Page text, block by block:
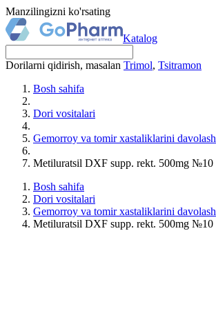
Manzilingizni ko'rsating
Katalog
Dorilarni qidirish, masalan Trimol, Tsitramon
Bosh sahifa
Dori vositalari
Gemorroy va tomir xastaliklarini davolash
Metiluratsil DXF supp. rekt. 500mg №10
Bosh sahifa
Dori vositalari
Gemorroy va tomir xastaliklarini davolash
Metiluratsil DXF supp. rekt. 500mg №10